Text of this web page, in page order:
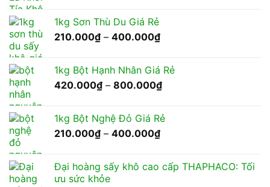
1kg Sơn Thù Du Giá Rẻ
210.000₫ – 400.000₫Khoảng
210.000₫
đến
1kg Bột Hạnh Nhân Giá Rẻ
420.000₫ – 800.000₫Khoảng
420.000₫
1kg Bột Nghệ Đỏ Giá Rẻ
210.000₫ – 400.000₫Khoảng
210.000₫
Đại hoàng sấy khô cao cấp THAPHACO: Tối
ưu sức khỏe